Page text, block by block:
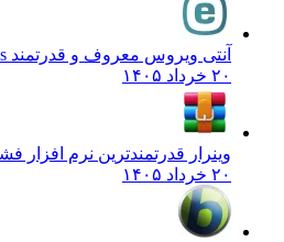
آنتی ویروس معروف و قدرتمند NOD32
۲۰ خرداد ۱۴۰۵
وینرار قدرتمندترین نرم افزار
۲۰ خرداد ۱۴۰۵